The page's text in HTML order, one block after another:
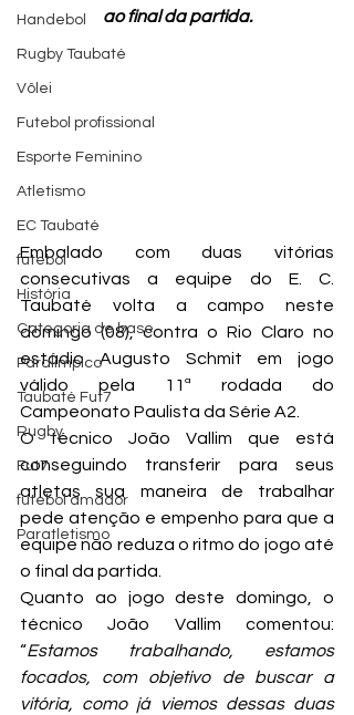
Handebol
Rugby Taubaté
Vôlei
Futebol profissional
Esporte Feminino
Atletismo
EC Taubaté
futebol
História
Categoria de base
Paralímpico
Taubaté Fut7
Rugby
Fut7
futebol amador
Paratletismo
ao final da partida.
Embalado com duas vitórias
consecutivas a equipe do E. C.
Taubaté volta a campo neste
domingo (08), contra o Rio Claro no
estádio Augusto Schmit em jogo
válido pela 11ª rodada do
Campeonato Paulista da Série A2.
O técnico João Vallim que está
conseguindo transferir para seus
atletas sua maneira de trabalhar
pede atenção e empenho para que a
equipe não reduza o ritmo do jogo até
o final da partida.
Quanto ao jogo deste domingo, o
técnico João Vallim comentou:
“Estamos trabalhando, estamos
focados, com objetivo de buscar a
vitória, como já viemos dessas duas